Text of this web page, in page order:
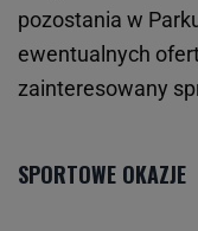
pozostania w
ewentualnych
zainteresowany